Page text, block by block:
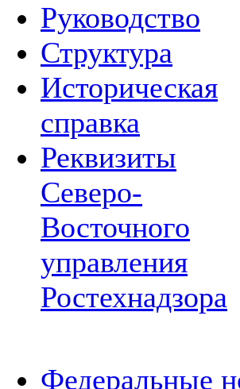
Руководство
Структура
Историческая
справка
Реквизиты
Северо-
Восточного
управления
Ростехнадзора
Федеральные